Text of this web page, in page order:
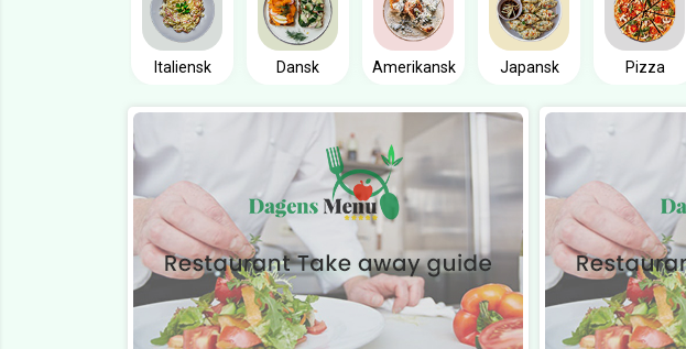
Italiensk Dansk Amerikansk Japansk Pizza